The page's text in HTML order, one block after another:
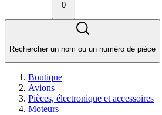
0
Rechercher un nom ou un numéro de pièce
Boutique
Avions
Pièces, électronique et accessoires
Moteurs